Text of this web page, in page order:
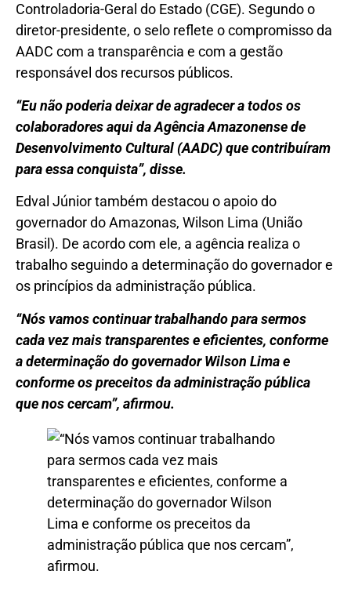
Controladoria-Geral do Estado (CGE). Segundo o
diretor-presidente, o selo reflete o compromisso da
AADC com a transparência e com a gestão
responsável dos recursos públicos.
“Eu não poderia deixar de agradecer a todos os
colaboradores aqui da Agência Amazonense de
Desenvolvimento Cultural (AADC) que contribuíram
para essa conquista”, disse.
Edval Júnior também destacou o apoio do
governador do Amazonas, Wilson Lima (União
Brasil). De acordo com ele, a agência realiza o
trabalho seguindo a determinação do governador e
os princípios da administração pública.
“Nós vamos continuar trabalhando para sermos
cada vez mais transparentes e eficientes, conforme
a determinação do governador Wilson Lima e
conforme os preceitos da administração pública
que nos cercam”, afirmou.